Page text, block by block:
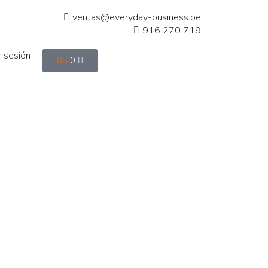
ventas@everyday-business.pe
916 270 719
sesión
0$ 0